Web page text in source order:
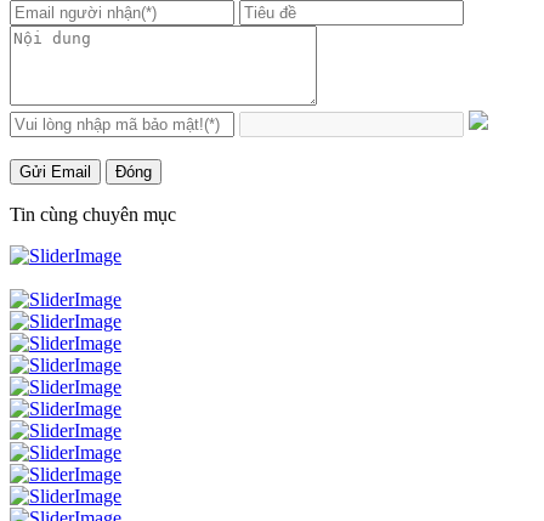
Gửi Email Đóng
Tin cùng chuyên mục